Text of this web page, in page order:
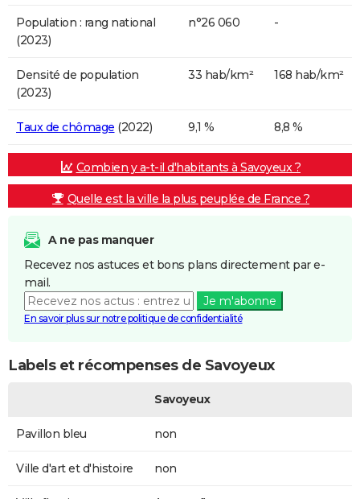
Population : rang national
(2023)
n°26 060 -
Densité de population
(2023)
33 hab/km² 168 hab/km²
Taux de chômage (2022) 9,1 % 8,8 %
Combien y a-t-il d'habitants à Savoyeux ?
Quelle est la ville la plus peuplée de France ?
A ne pas manquer
Recevez nos astuces et bons plans directement par e-
mail.
Je m'abonne
En savoir plus sur notre politique de confidentialité
Labels et récompenses de Savoyeux
Savoyeux
Pavillon bleu non
Ville d'art et d'histoire non